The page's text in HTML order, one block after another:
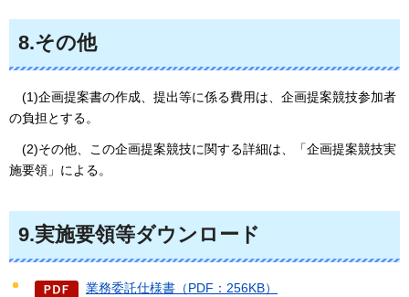
8.その他
(1)企画提案書の作成、提出等に係る費用は、企画提案競技参加者
の負担とする。
(2)その他、この企画提案競技に関する詳細は、「企画提案競技実
施要領」による。
9.実施要領等ダウンロード
業務委託仕様書（PDF：256KB）